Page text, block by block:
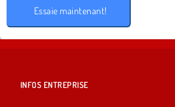
Essaie maintenant!
INFOS ENTREPRISE